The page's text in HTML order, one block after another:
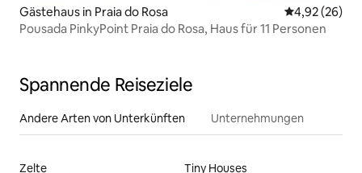
Gästehaus in Praia do Rosa
4,92 (26)
Pousada PinkyPoint Praia do Rosa, Haus für 11 Personen
Spannende Reiseziele
Andere Arten von Unterkünften Unternehmungen
Zelte
Tiny Houses